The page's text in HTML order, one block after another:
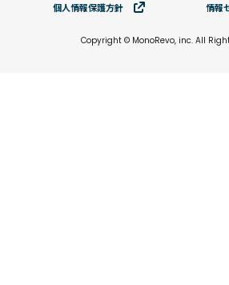
個⼈情報保護⽅針
情報
Copyright © MonoRevo, inc. All